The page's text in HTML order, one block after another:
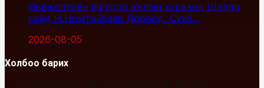
Өвөлжилтийн бэлтгэл ажлын хүрээнд Шадар
сайд Н.Номтойбаяр Дорнод, Сүхб...
2026-08-05
Холбоо барих